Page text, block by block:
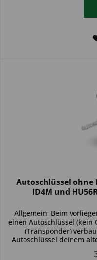
Autoschlüssel ohne
ID4M und
Allgemein: Beim
einen Autoschlüssel (kein
(Transponder)
Autoschlüssel deinem